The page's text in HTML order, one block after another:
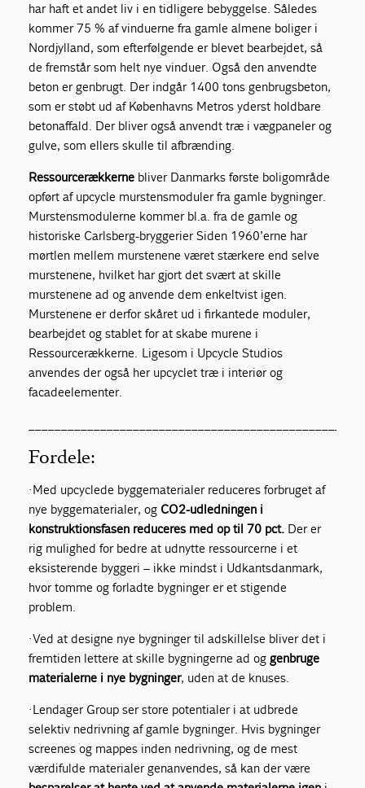
har haft et andet liv i en tidligere bebyggelse. Således
kommer 75 % af vinduerne fra gamle almene boliger i
Nordjylland, som efterfølgende er blevet bearbejdet, så
de fremstår som helt nye vinduer. Også den anvendte
beton er genbrugt. Der indgår 1400 tons genbrugsbeton,
som er støbt ud af Københavns Metros yderst holdbare
betonaffald. Der bliver også anvendt træ i vægpaneler og
gulve, som ellers skulle til afbrænding.
Ressourcerækkerne bliver Danmarks første boligområde
opført af upcycle murstensmoduler fra gamle bygninger.
Murstensmodulerne kommer bl.a. fra de gamle og
historiske Carlsberg-bryggerier Siden 1960’erne har
mørtlen mellem murstenene været stærkere end selve
murstenene, hvilket har gjort det svært at skille
murstenene ad og anvende dem enkeltvist igen.
Murstenene er derfor skåret ud i firkantede moduler,
bearbejdet og stablet for at skabe murene i
Ressourcerækkerne. Ligesom i Upcycle Studios
anvendes der også her upcyclet træ i interiør og
facadeelementer.
Fordele:
· Med upcyclede byggematerialer reduceres forbruget af
nye byggematerialer, og CO2-udledningen i
konstruktionsfasen reduceres med op til 70 pct. Der er
rig mulighed for bedre at udnytte ressourcerne i et
eksisterende byggeri – ikke mindst i Udkantsdanmark,
hvor tomme og forladte bygninger er et stigende
problem.
· Ved at designe nye bygninger til adskillelse bliver det i
fremtiden lettere at skille bygningerne ad og genbruge
materialerne i nye bygninger, uden at de knuses.
· Lendager Group ser store potentialer i at udbrede
selektiv nedrivning af gamle bygninger. Hvis bygninger
screenes og mappes inden nedrivning, og de mest
værdifulde materialer genanvendes, så kan der være